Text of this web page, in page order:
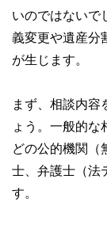
いのではないで
義変更や遺産分
が生じます。
まず、相談内容
ょう。一般的
どの公的機関（
士、弁護士（法
す。